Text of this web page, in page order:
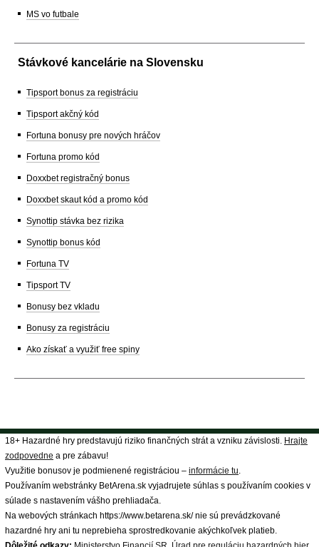
MS vo futbale
Stávkové kancelárie na Slovensku
Tipsport bonus za registráciu
Tipsport akčný kód
Fortuna bonusy pre nových hráčov
Fortuna promo kód
Doxxbet registračný bonus
Doxxbet skaut kód a promo kód
Synottip stávka bez rizika
Synottip bonus kód
Fortuna TV
Tipsport TV
Bonusy bez vkladu
Bonusy za registráciu
Ako získať a využiť free spiny
18+ Hazardné hry predstavujú riziko finančných strát a vzniku závislosti. Hrajte
zodpovedne a pre zábavu!
Využitie bonusov je podmienené registráciou – informácie tu.
Používaním webstránky BetArena.sk vyjadrujete súhlas s používaním cookies v
súlade s nastavením vášho prehliadača.
Na webových stránkach https://www.betarena.sk/ nie sú prevádzkované
hazardné hry ani tu neprebieha sprostredkovanie akýchkoľvek platieb.